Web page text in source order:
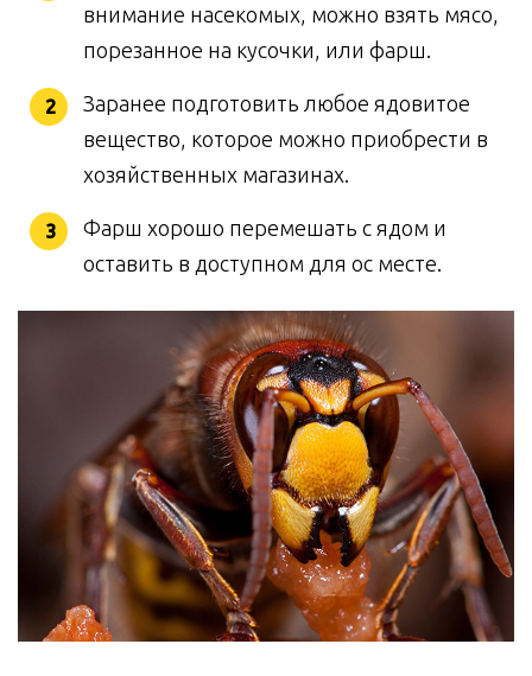
внимание насекомых, можно взять мясо,
порезанное на кусочки, или фарш.
Заранее подготовить любое ядовитое
вещество, которое можно приобрести в
хозяйственных магазинах.
Фарш хорошо перемешать с ядом и
оставить в доступном для ос месте.